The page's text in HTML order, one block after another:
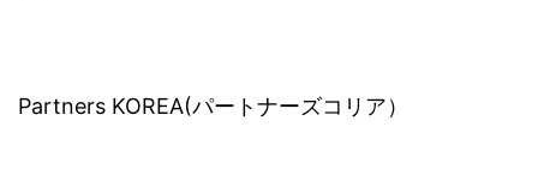
Partners KOREA(パートナーズコリア）